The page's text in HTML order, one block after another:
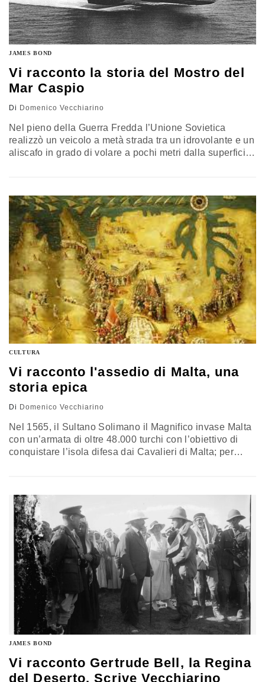
JAMES BOND
Vi racconto la storia del Mostro del
Mar Caspio
Di Domenico Vecchiarino
Nel pieno della Guerra Fredda l’Unione Sovietica
realizzò un veicolo a metà strada tra un idrovolante e un
aliscafo in grado di volare a pochi metri dalla superficie;
CULTURA
Vi racconto l'assedio di Malta, una
storia epica
Di Domenico Vecchiarino
Nel 1565, il Sultano Solimano il Magnifico invase Malta
con un’armata di oltre 48.000 turchi con l’obiettivo di
conquistare l’isola difesa dai Cavalieri di Malta; per
JAMES BOND
Vi racconto Gertrude Bell, la Regina
del Deserto. Scrive Vecchiarino